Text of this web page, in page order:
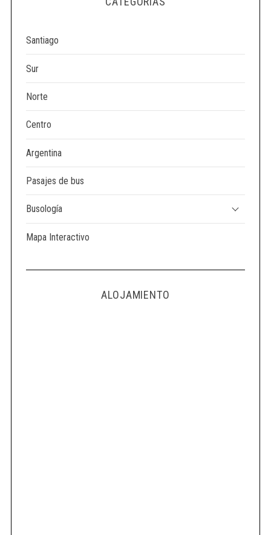
Santiago
Sur
Norte
Centro
Argentina
Pasajes de bus
Busología
Mapa Interactivo
ALOJAMIENTO
c
h
o
: